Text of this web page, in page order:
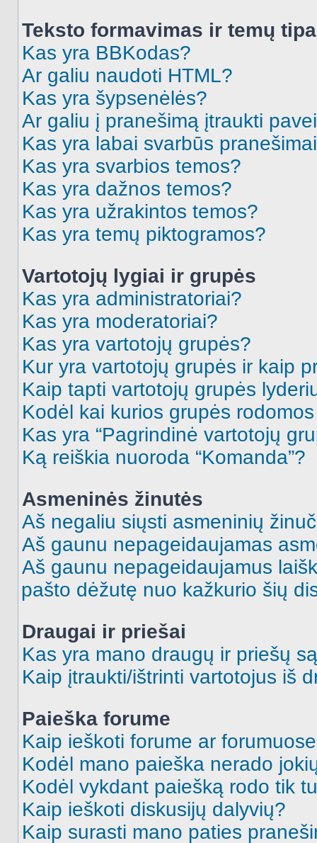
Teksto formavimas ir temų
Kas yra BBKodas?
Ar galiu naudoti HTML?
Kas yra šypsenėlės?
Ar galiu į pranešimą įtraukti
Kas yra labai svarbūs
Kas yra svarbios temos?
Kas yra dažnos temos?
Kas yra užrakintos temos?
Kas yra temų piktogramos?
Vartotojų lygiai ir grupės
Kas yra administratoriai?
Kas yra moderatoriai?
Kas yra vartotojų grupės?
Kur yra vartotojų grupės ir kaip
Kaip tapti vartotojų grupės
Kodėl kai kurios grupės
Kas yra “Pagrindinė vartotojų
Ką reiškia nuoroda “Komanda”?
Asmeninės žinutės
Aš negaliu siųsti asmeninių
Aš gaunu nepageidaujamas
Aš gaunu nepageidaujamus
pašto dėžutę nuo kažkurio šių
Draugai ir priešai
Kas yra mano draugų ir priešų
Kaip įtraukti/ištrinti vartotojus iš
Paieška forume
Kaip ieškoti forume ar
Kodėl mano paieška nerado
Kodėl vykdant paiešką rodo tik
Kaip ieškoti diskusijų dalyvių?
Kaip surasti mano paties